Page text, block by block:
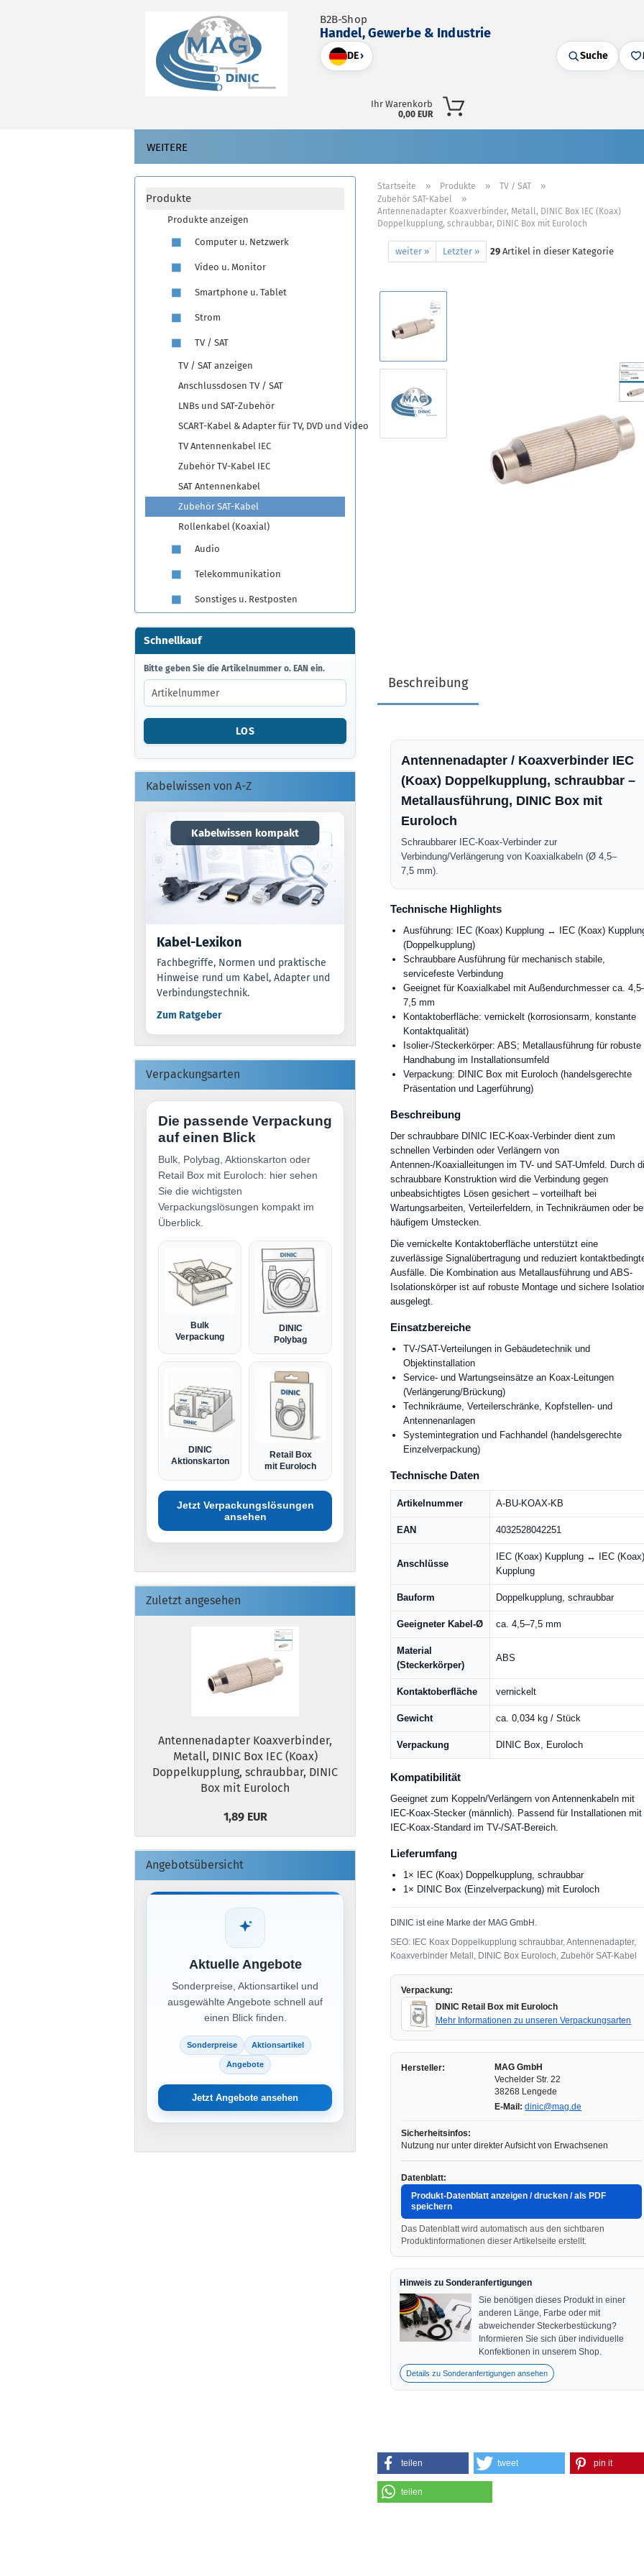
B2B-Shop
Handel, Gewerbe & Industrie
DE› Suche
Ihr Warenkorb
0,00 EUR
WEITERE
Startseite » Produkte » TV / SAT »
Zubehör SAT-Kabel »
Antennenadapter Koaxverbinder, Metall, DINIC Box IEC (Koax)
Doppelkupplung, schraubbar, DINIC Box mit Euroloch
weiter » Letzter » 29 Artikel in dieser Kategorie
Beschreibung
Antennenadapter / Koaxverbinder IEC
(Koax) Doppelkupplung, schraubbar –
Metallausführung, DINIC Box mit
Euroloch
Schraubbarer IEC-Koax-Verbinder zur
Verbindung/Verlängerung von Koaxialkabeln (Ø 4,5–
7,5 mm).
Technische Highlights
Ausführung: IEC (Koax) Kupplung ↔ IEC (Koax)
(Doppelkupplung)
Schraubbare Ausführung für mechanisch stabile,
servicefeste Verbindung
Geeignet für Koaxialkabel mit Außendurchmesser ca.
7,5 mm
Kontaktoberfläche: vernickelt (korrosionsarm, konstante
Kontaktqualität)
Isolier-/Steckerkörper: ABS; Metallausführung für robuste
Handhabung im Installationsumfeld
Verpackung: DINIC Box mit Euroloch (handelsgerechte
Präsentation und Lagerführung)
Beschreibung
Der schraubbare DINIC IEC-Koax-Verbinder dient zum
schnellen Verbinden oder Verlängern von
Antennen-/Koaxialleitungen im TV- und SAT-Umfeld. Durch
schraubbare Konstruktion wird die Verbindung gegen
unbeabsichtigtes Lösen gesichert – vorteilhaft bei
Wartungsarbeiten, Verteilerfeldern, in Technikräumen oder
häufigem Umstecken.
Die vernickelte Kontaktoberfläche unterstützt eine
zuverlässige Signalübertragung und reduziert
Ausfälle. Die Kombination aus Metallausführung und ABS-
Isolationskörper ist auf robuste Montage und sichere
ausgelegt.
Einsatzbereiche
TV-/SAT-Verteilungen in Gebäudetechnik und
Objektinstallation
Service- und Wartungseinsätze an Koax-Leitungen
(Verlängerung/Brückung)
Technikräume, Verteilerschränke, Kopfstellen- und
Antennenanlagen
Systemintegration und Fachhandel (handelsgerechte
Einzelverpackung)
Technische Daten
Artikelnummer A-BU-KOAX-KB
EAN 4032528042251
Anschlüsse
IEC (Koax) Kupplung ↔ IEC
Kupplung
Bauform Doppelkupplung, schraubbar
Geeigneter Kabel-Ø ca. 4,5–7,5 mm
Material
(Steckerkörper)
ABS
Kontaktoberfläche vernickelt
Gewicht ca. 0,034 kg / Stück
Verpackung DINIC Box, Euroloch
Kompatibilität
Geeignet zum Koppeln/Verlängern von Antennenkabeln mit
IEC-Koax-Stecker (männlich). Passend für Installationen mit
IEC-Koax-Standard im TV-/SAT-Bereich.
Lieferumfang
1× IEC (Koax) Doppelkupplung, schraubbar
1× DINIC Box (Einzelverpackung) mit Euroloch
DINIC ist eine Marke der MAG GmbH.
SEO: IEC Koax Doppelkupplung schraubbar, Antennenadapter,
Koaxverbinder Metall, DINIC Box Euroloch, Zubehör SAT-Kabel
Verpackung:
DINIC Retail Box mit Euroloch
Mehr Informationen zu unseren Verpackungsarten
Hersteller:
MAG GmbH
Vechelder Str. 22
38268 Lengede
E-Mail: dinic@mag.de
Sicherheitsinfos:
Nutzung nur unter direkter Aufsicht von Erwachsenen
Datenblatt:
Produkt-Datenblatt anzeigen / drucken / als PDF
speichern
Das Datenblatt wird automatisch aus den sichtbaren
Produktinformationen dieser Artikelseite erstellt.
Hinweis zu Sonderanfertigungen
Sie benötigen dieses Produkt in einer
anderen Länge, Farbe oder mit
abweichender Steckerbestückung?
Informieren Sie sich über individuelle
Konfektionen in unserem Shop.
Details zu Sonderanfertigungen ansehen
teilen tweet pin it
teilen
Produkte
Produkte anzeigen
Computer u. Netzwerk
Video u. Monitor
Smartphone u. Tablet
Strom
TV / SAT
TV / SAT anzeigen
Anschlussdosen TV / SAT
LNBs und SAT-Zubehör
SCART-Kabel & Adapter für TV, DVD und Video
TV Antennenkabel IEC
Zubehör TV-Kabel IEC
SAT Antennenkabel
Zubehör SAT-Kabel
Rollenkabel (Koaxial)
Audio
Telekommunikation
Sonstiges u. Restposten
Schnellkauf
BITTE
GEBEN
SIE
DIE
ARTIKELNUMMER
EAN
EIN.
Bitte geben Sie die Artikelnummer o. EAN ein.
LOS
Kabelwissen von A-Z
Kabelwissen kompakt
Kabel-Lexikon
Fachbegriffe, Normen und praktische
Hinweise rund um Kabel, Adapter und
Verbindungstechnik.
Zum Ratgeber
Verpackungsarten
Die passende Verpackung
auf einen Blick
Bulk, Polybag, Aktionskarton oder
Retail Box mit Euroloch: hier sehen
Sie die wichtigsten
Verpackungslösungen kompakt im
Überblick.
Bulk
Verpackung
DINIC
Polybag
DINIC
Aktionskarton
Retail Box
mit Euroloch
Jetzt Verpackungslösungen
ansehen
Zuletzt angesehen
Antennenadapter Koaxverbinder,
Metall, DINIC Box IEC (Koax)
Doppelkupplung, schraubbar, DINIC
Box mit Euroloch
1,89 EUR
Angebotsübersicht
Aktuelle Angebote
Sonderpreise, Aktionsartikel und
ausgewählte Angebote schnell auf
einen Blick finden.
Sonderpreise Aktionsartikel
Angebote
Jetzt Angebote ansehen